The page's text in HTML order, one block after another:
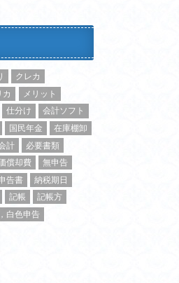
クレカ
カ
メリット
仕分け
会計ソフト
国民年金
在庫棚卸
計
必要書類
償却費
無申告
告書
納税期日
記帳
記帳方
白色申告